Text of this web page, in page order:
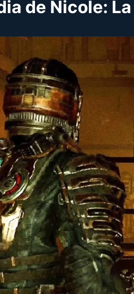
de Nicole: